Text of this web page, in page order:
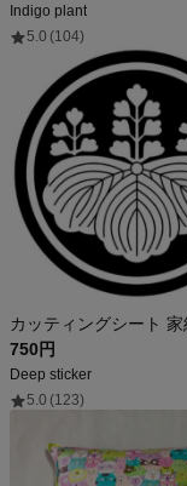
Indigo plant
5.0 (104)
750円
Deep sticker
5.0 (123)